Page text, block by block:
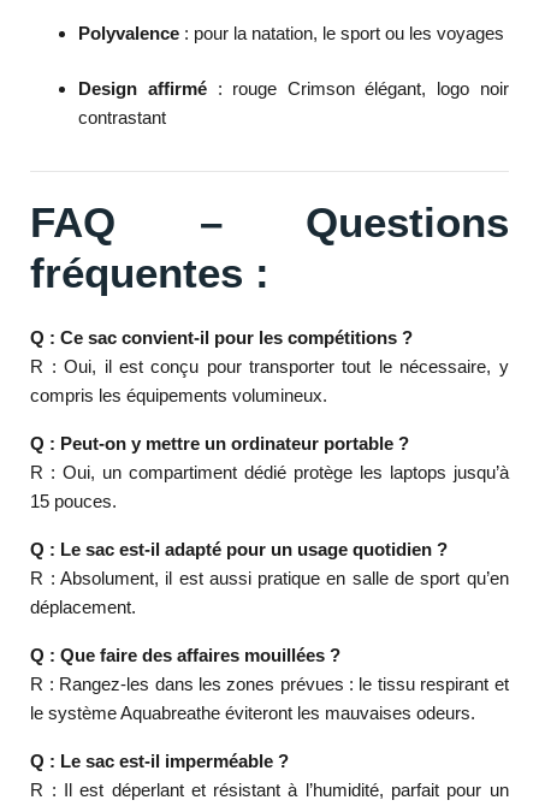
Polyvalence : pour la natation, le sport ou les voyages
Design affirmé : rouge Crimson élégant, logo noir
contrastant
FAQ – Questions
fréquentes :
Q : Ce sac convient-il pour les compétitions ?
R : Oui, il est conçu pour transporter tout le nécessaire, y
compris les équipements volumineux.
Q : Peut-on y mettre un ordinateur portable ?
R : Oui, un compartiment dédié protège les laptops jusqu’à
15 pouces.
Q : Le sac est-il adapté pour un usage quotidien ?
R : Absolument, il est aussi pratique en salle de sport qu’en
déplacement.
Q : Que faire des affaires mouillées ?
R : Rangez-les dans les zones prévues : le tissu respirant et
le système Aquabreathe éviteront les mauvaises odeurs.
Q : Le sac est-il imperméable ?
R : Il est déperlant et résistant à l’humidité, parfait pour un